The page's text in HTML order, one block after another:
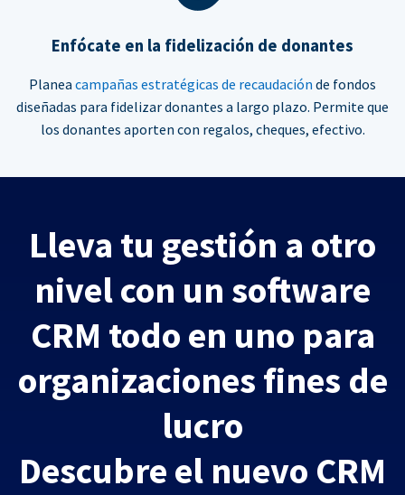
Enfócate en la fidelización de donantes
Planea campañas estratégicas de recaudación de fondos
diseñadas para fidelizar donantes a largo plazo. Permite que
los donantes aporten con regalos, cheques, efectivo.
Lleva tu gestión a otro
nivel con un software
CRM todo en uno para
organizaciones fines de
lucro
Descubre el nuevo CRM